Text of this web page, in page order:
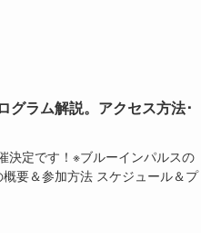
グラム解説。アクセス方法･
決定です！※ブルーインパルスの
要＆参加方法 スケジュール＆プ